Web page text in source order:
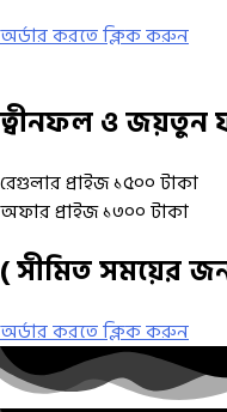
অর্ডার করতে ক্লিক করুন
ত্বীনফল ও জয়তুন
রেগুলার প্রাইজ১৫০০টাকা
অফার প্রাইজ১৩০০টাকা
( সীমিত সময়ের
অর্ডার করতে ক্লিক করুন